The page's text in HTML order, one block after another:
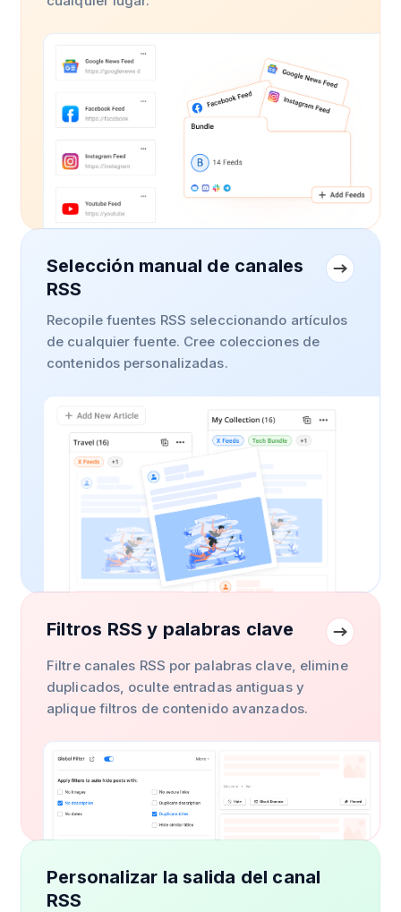
Selección manual de canales
RSS
Recopile fuentes RSS seleccionando artículos
de cualquier fuente. Cree colecciones de
contenidos personalizadas.
Filtros RSS y palabras clave
Filtre canales RSS por palabras clave, elimine
duplicados, oculte entradas antiguas y
aplique filtros de contenido avanzados.
Personalizar la salida del canal
RSS